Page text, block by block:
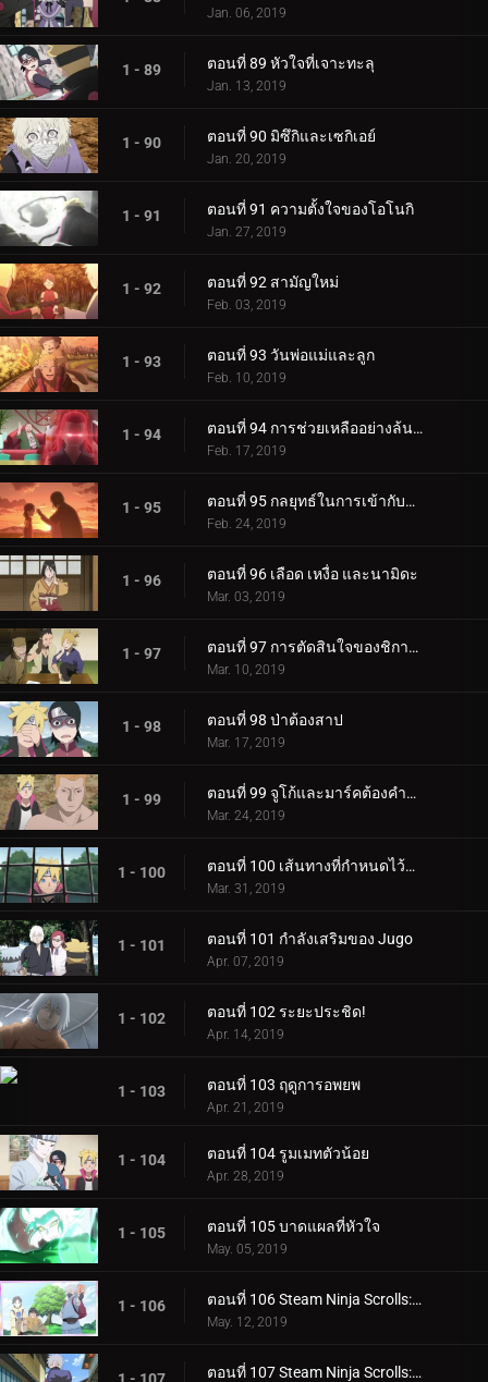
Jan. 06, 2019
1 - 89 ตอนที่ 89 หัวใจที่เจาะทะลุ
Jan. 13, 2019
1 - 90 ตอนที่ 90 มิซึกิและเซกิเอย์
Jan. 20, 2019
1 - 91 ตอนที่ 91 ความตั้งใจของโอโนกิ
Jan. 27, 2019
1 - 92 ตอนที่ 92 สามัญใหม่
Feb. 03, 2019
1 - 93 ตอนที่ 93 วันพ่อแม่และลูก
Feb. 10, 2019
1 - 94 ตอนที่ 94 การช่วยเหลืออย่างล้นหลาม! แข่งกิน!
Feb. 17, 2019
1 - 95 ตอนที่ 95 กลยุทธ์ในการเข้ากับลูกสาวของคุณ
Feb. 24, 2019
1 - 96 ตอนที่ 96 เลือด เหงื่อ และนามิดะ
Mar. 03, 2019
1 - 97 ตอนที่ 97 การตัดสินใจของชิกาได
Mar. 10, 2019
1 - 98 ตอนที่ 98 ป่าต้องสาป
Mar. 17, 2019
1 - 99 ตอนที่ 99 จูโก้และมาร์คต้องคำสาป
Mar. 24, 2019
1 - 100 ตอนที่ 100 เส้นทางที่กำหนดไว้ล่วงหน้า
Mar. 31, 2019
1 - 101 ตอนที่ 101 กำลังเสริมของ Jugo
Apr. 07, 2019
1 - 102 ตอนที่ 102 ระยะประชิด!
Apr. 14, 2019
1 - 103 ตอนที่ 103 ฤดูการอพยพ
Apr. 21, 2019
1 - 104 ตอนที่ 104 รูมเมทตัวน้อย
Apr. 28, 2019
1 - 105 ตอนที่ 105 บาดแผลที่หัวใจ
May. 05, 2019
1 - 106 ตอนที่ 106 Steam Ninja Scrolls: ภารกิจระดับ S!
May. 12, 2019
ตอนที่ 107 Steam Ninja Scrolls: สงครามสุนัขและแมว!